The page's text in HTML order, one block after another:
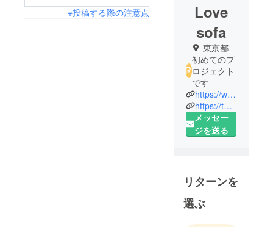
※投稿する際の注意点
Love
sofa
東京都
初めてのプ
ロジェクト
です
https://www.sundaykamide.com/
https://twitter.com/lovesofa_osk
メッセー
ジを送る
リターンを
選ぶ